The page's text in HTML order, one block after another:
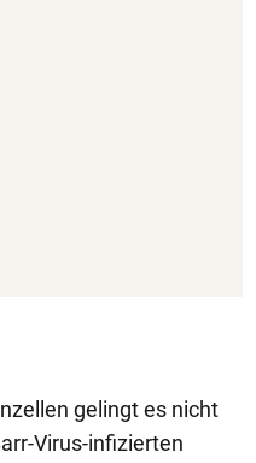
gelingt es nicht
Virus-infizierten